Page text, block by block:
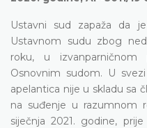
Ustavni sud zapaža da
Ustavnom sudu zbog
roku, u
Osnovnim sudom. U
apelantica nije u skladu sa
na suđenje u razumnom
siječnja 2021. godine,